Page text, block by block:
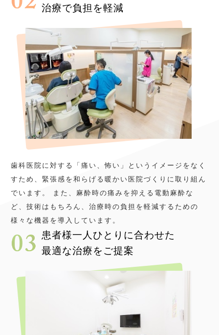
治療で負担を軽減
歯科医院に対する「痛い、怖い」というイメージをなく
すため、緊張感を和らげる暖かい医院づくりに取り組ん
でいます。 また、麻酔時の痛みを抑える電動麻酔な
ど、技術はもちろん、治療時の負担を軽減するための
様々な機器を導入しています。
患者様一人ひとりに合わせた
最適な治療をご提案